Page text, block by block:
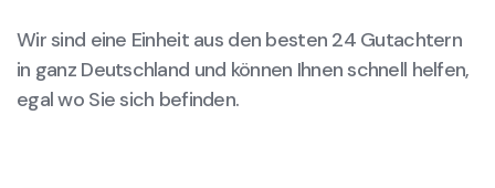
Wir sind eine Einheit aus den besten 24 Gutachtern
in ganz Deutschland und können Ihnen schnell helfen,
egal wo Sie sich befinden.